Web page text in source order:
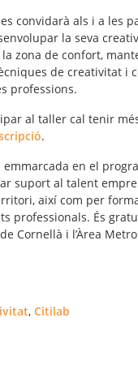
convidarà als i a les
la seva
zona de confort,
de creativitat i
professions.
al taller cal tenir
.
emmarcada en el
suport al talent
així com per
professionals. És
Cornellà i l’Àrea
, Citilab